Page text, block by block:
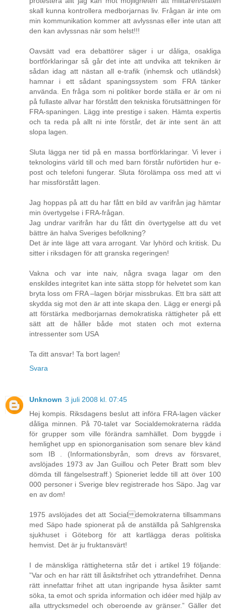
skall kunna kontrollera medborjarnas liv. Frågan är inte om
min kommunikation kommer att avlyssnas eller inte utan att
den kan avlyssnas när som helst!!!
Oavsätt vad era debattörer säger i ur dåliga, osakliga
bortförklaringar så går det inte att undvika att tekniken är
sådan idag att nästan all e-trafik (inhemsk och utländsk)
hamnar i ett sådant spaningssystem som FRA tänker
använda. En fråga som ni politiker borde ställa er är om ni
på fullaste allvar har förstått den tekniska förutsättningen för
FRA-spaningen. Lägg inte prestige i saken. Hämta expertis
och ta reda på allt ni inte förstår, det är inte sent än att
slopa lagen.
Sluta lägga ner tid på en massa bortförklaringar. Vi lever i
teknologins värld till och med barn förstår nuförtiden hur e-
post och telefoni fungerar. Sluta förolämpa oss med att vi
har missförstått lagen.
Jag hoppas på att du har fått en bild av varifrån jag hämtar
min övertygelse i FRA-frågan.
Jag undrar varifrån har du fått din övertygelse att du vet
bättre än halva Sveriges befolkning?
Det är inte läge att vara arrogant. Var lyhörd och kritisk. Du
sitter i riksdagen för att granska regeringen!
Vakna och var inte naiv, några svaga lagar om den
enskildes integritet kan inte sätta stopp för helvetet som kan
bryta loss om FRA –lagen börjar missbrukas. Ett bra sätt att
skydda sig mot den är att inte skapa den. Lägg er energi på
att förstärka medborjarnas demokratiska rättigheter på ett
sätt att de håller både mot staten och mot externa
intressenter som USA
Ta ditt ansvar! Ta bort lagen!
Svara
Unknown 3 juli 2008 kl. 07:45
Hej kompis. Riksdagens beslut att införa FRA-lagen väcker
dåliga minnen. På 70-talet var Socialdemokraterna rädda
för grupper som ville förändra samhället. Dom byggde i
hemlighet upp en spionorganisation som senare blev känd
som IB . (Informationsbyrån, som drevs av försvaret,
avslöjades 1973 av Jan Guillou och Peter Bratt som blev
dömda till fängelsestraff.) Spioneriet ledde till att över 100
000 personer i Sverige blev registrerade hos Säpo. Jag var
en av dom!
1975 avslöjades det att Socialdemokraterna tillsammans
med Säpo hade spionerat på de anställda på Sahlgrenska
sjukhuset i Göteborg för att kartlägga deras politiska
hemvist. Det är ju fruktansvärt!
I de mänskliga rättigheterna står det i artikel 19 följande:
”Var och en har rätt till åsiktsfrihet och yttrandefrihet. Denna
rätt innefattar frihet att utan ingripande hysa åsikter samt
söka, ta emot och sprida information och idéer med hjälp av
alla uttrycksmedel och oberoende av gränser.” Gäller det